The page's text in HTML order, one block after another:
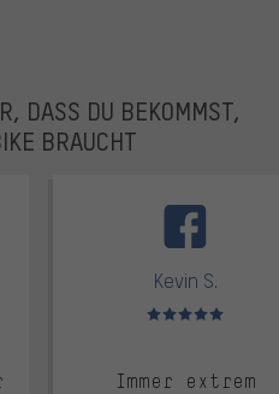
DASS DU BEKOMMST,
BRAUCHT
Kevin S.
Bewertungen: 5 von 5
Immer extrem